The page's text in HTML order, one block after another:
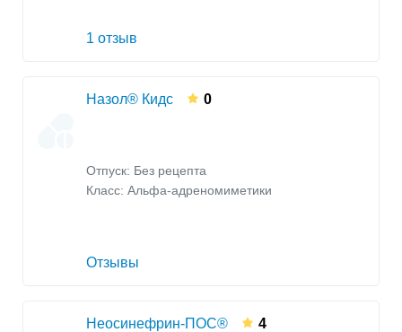
1 отзыв
Назол® Кидс 0
Отпуск: Без рецепта
Класс: Альфа-адреномиметики
Отзывы
Неосинефрин-ПОС® 4